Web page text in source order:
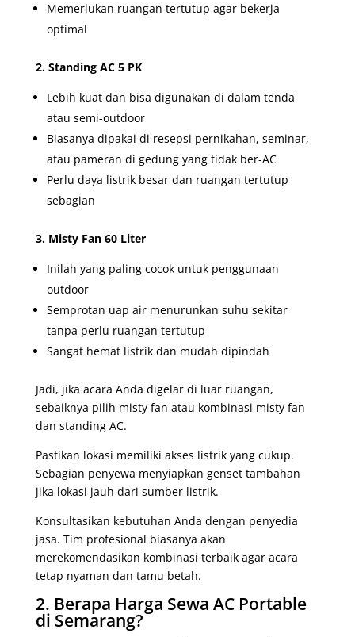
Memerlukan ruangan tertutup agar bekerja
optimal
2. Standing AC 5 PK
Lebih kuat dan bisa digunakan di dalam tenda
atau semi-outdoor
Biasanya dipakai di resepsi pernikahan, seminar,
atau pameran di gedung yang tidak ber-AC
Perlu daya listrik besar dan ruangan tertutup
sebagian
3. Misty Fan 60 Liter
Inilah yang paling cocok untuk penggunaan
outdoor
Semprotan uap air menurunkan suhu sekitar
tanpa perlu ruangan tertutup
Sangat hemat listrik dan mudah dipindah
Jadi, jika acara Anda digelar di luar ruangan,
sebaiknya pilih misty fan atau kombinasi misty fan
dan standing AC.
Pastikan lokasi memiliki akses listrik yang cukup.
Sebagian penyewa menyiapkan genset tambahan
jika lokasi jauh dari sumber listrik.
Konsultasikan kebutuhan Anda dengan penyedia
jasa. Tim profesional biasanya akan
merekomendasikan kombinasi terbaik agar acara
tetap nyaman dan tamu betah.
2. Berapa Harga Sewa AC Portable
di Semarang?